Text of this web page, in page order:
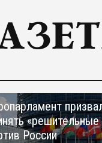
России